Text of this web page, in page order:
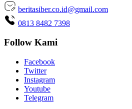
beritasiber.co.id@gmail.com
0813 8482 7398
Follow Kami
Facebook
Twitter
Instagram
Youtube
Telegram